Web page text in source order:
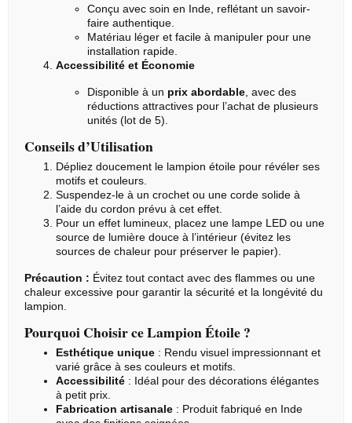
Conçu avec soin en Inde, reflétant un savoir-
faire authentique.
Matériau léger et facile à manipuler pour une
installation rapide.
Accessibilité et Économie
Disponible à un prix abordable , avec des
réductions attractives pour l’achat de plusieurs
unités (lot de 5).
Conseils d’Utilisation
Dépliez doucement le lampion étoile pour révéler ses
motifs et couleurs.
Suspendez-le à un crochet ou une corde solide à
l’aide du cordon prévu à cet effet.
Pour un effet lumineux, placez une lampe LED ou une
source de lumière douce à l’intérieur (évitez les
sources de chaleur pour préserver le papier).
Précaution : Évitez tout contact avec des flammes ou une
chaleur excessive pour garantir la sécurité et la longévité du
lampion.
Pourquoi Choisir ce Lampion Étoile ?
Esthétique unique : Rendu visuel impressionnant et
varié grâce à ses couleurs et motifs.
Accessibilité : Idéal pour des décorations élégantes
à petit prix.
Fabrication artisanale : Produit fabriqué en Inde